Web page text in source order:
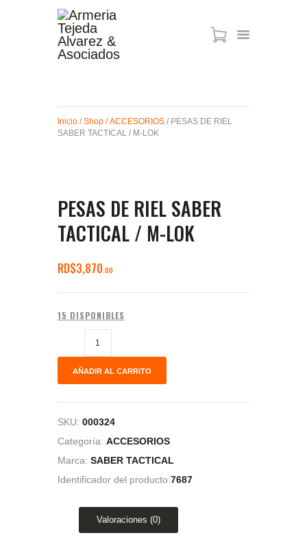
MIRAS
MUNICIONES
Inicio / Shop / ACCESORIOS / PESAS DE RIEL
SABER TACTICAL / M-LOK
PESAS DE RIEL SABER
TACTICAL / M-LOK
RD$3,870 00
15 DISPONIBLES
AÑADIR AL CARRITO
SKU: 000324
Categoría: ACCESORIOS
Marca: SABER TACTICAL
Identificador del producto:7687
Valoraciones (0)